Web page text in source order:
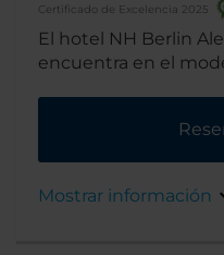
Certificado de Excelencia 2025
El hotel NH Berlin
encuentra en el
parque y, más
algunas cafeterías y
Mostrar información